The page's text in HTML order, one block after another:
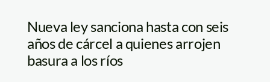
Nueva ley sanciona hasta con seis
años de cárcel a quienes arrojen
basura a los ríos